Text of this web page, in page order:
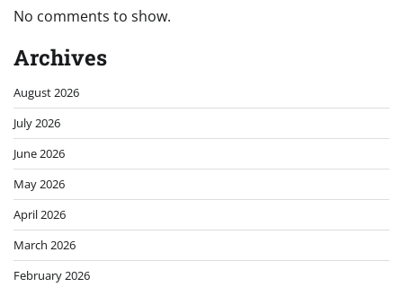
No comments to show.
Archives
August 2026
July 2026
June 2026
May 2026
April 2026
March 2026
February 2026